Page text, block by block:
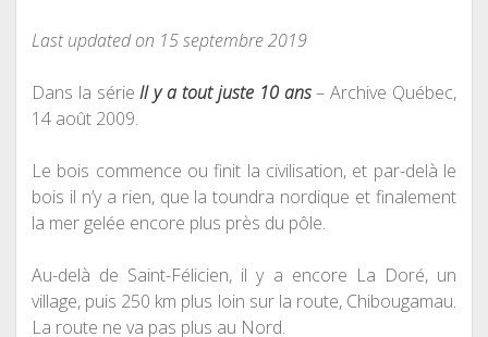
Last updated on 15 septembre 2019
Dans la sérieIl y a tout juste 10 ans– Archive Québec,
14 août 2009.
Le bois commence ou finit la civilisation, et par-delà le
bois il n’y a rien, que la toundra nordique et finalement
la mer gelée encore plus près du pôle.
Au-delà de Saint-Félicien, il y a encore La Doré, un
village, puis 250 km plus loin sur la route, Chibougamau.
La route ne va pas plus au Nord.